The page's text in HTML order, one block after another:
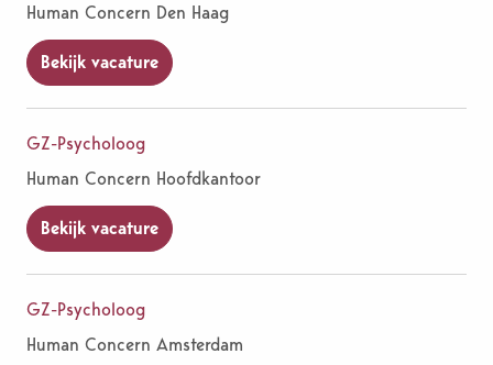
Human Concern Den Haag
Bekijk vacature
GZ-Psycholoog
Human Concern Hoofdkantoor
Bekijk vacature
GZ-Psycholoog
Human Concern Amsterdam